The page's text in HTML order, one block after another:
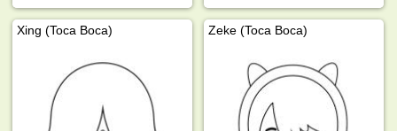
Xing (Toca Boca) Zeke (Toca Boca)